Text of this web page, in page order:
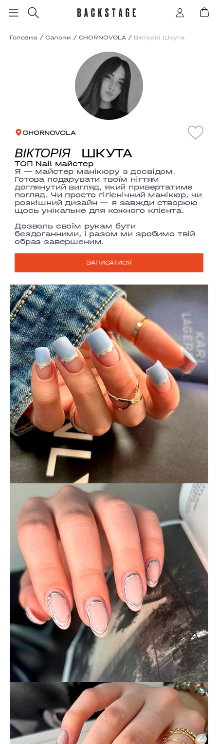
Головна / Салони / CHORNOVOLA / Вікторія Шкута
CHORNOVOLA
ВІКТОРІЯ ШКУТА
ТОП Nail майстер
Я — майстер манікюру з досвідом.
Готова подарувати твоїм нігтям
доглянутий вигляд, який привертатиме
погляд. Чи просто гігієнічний манікюр, чи
розкішний дизайн — я завжди створюю
щось унікальне для кожного клієнта.
Дозволь своїм рукам бути
бездоганними, і разом ми зробимо твій
образ завершеним.
ЗАПИСАТИСЯ